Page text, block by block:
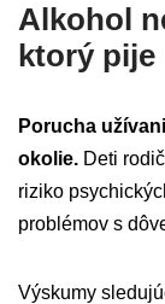
Alkohol
ktorý pije
Porucha
okolie. Deti
riziko
problémov s
Výskumy